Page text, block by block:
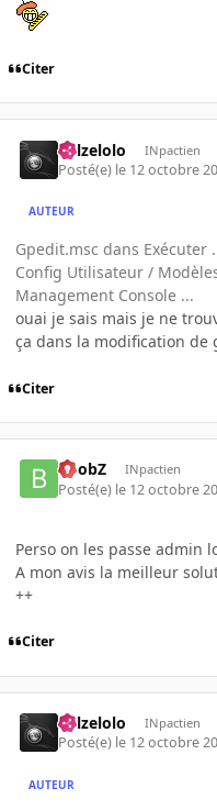
Citer
killzelolo INpactien
Posté(e) le 12 octobre
AUTEUR
Gpedit.msc dans Exécuter .
Config Utilisateur /
Management Console ...
ouai je sais mais je ne
ça dans la modification de
Citer
BoobZ INpactien
Posté(e) le 12 octobre
Perso on les passe admin
A mon avis la meilleur
++
Citer
killzelolo INpactien
Posté(e) le 12 octobre
AUTEUR